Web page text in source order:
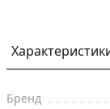
Бренд